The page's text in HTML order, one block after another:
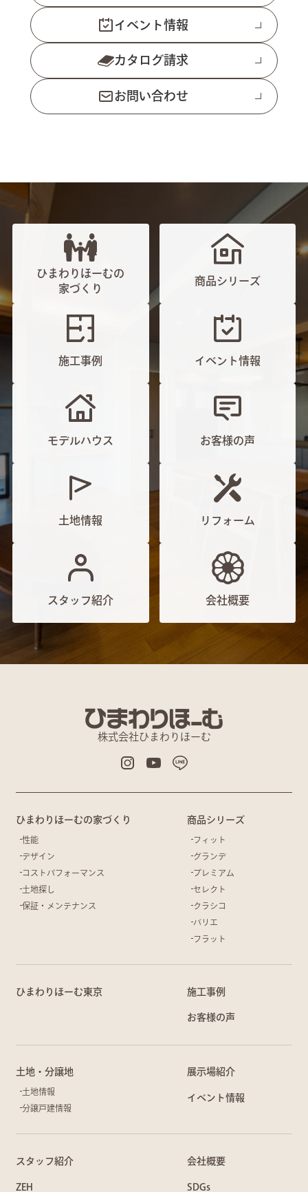
イベント情報
カタログ請求
お問い合わせ
ひまわりほーむの
家づくり
商品シリーズ
施工事例 イベント情報
モデルハウス お客様の声
土地情報 リフォーム
スタッフ紹介 会社概要
株式会社ひまわりほーむ
ひまわりほーむの家づくり
性能
デザイン
コストパフォーマンス
土地探し
保証・メンテナンス
商品シリーズ
フィット
グランデ
プレミアム
セレクト
クラシコ
バリエ
フラット
ひまわりほーむ東京 施工事例
お客様の声
土地・分譲地
土地情報
分譲戸建情報
展示場紹介
イベント情報
スタッフ紹介 会社概要
ZEH SDGs